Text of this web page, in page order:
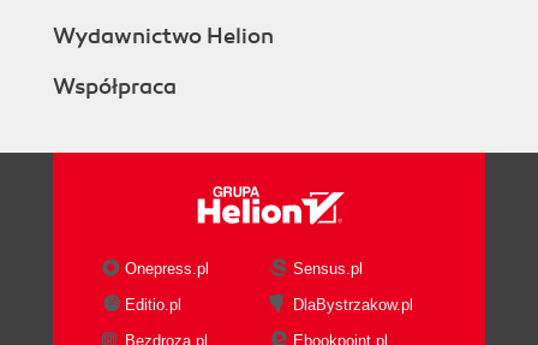
Wydawnictwo Helion
Współpraca
Onepress.pl
Sensus.pl
Editio.pl
DlaBystrzakow.pl
Bezdroza.pl
Ebookpoint.pl